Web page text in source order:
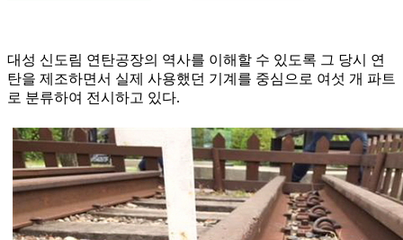
대성 신도림 연탄공장의 역사를 이해할 수 있도록 그 당시 연
탄을 제조하면서 실제 사용했던 기계를 중심으로 여섯 개 파트
로 분류하여 전시하고 있다.